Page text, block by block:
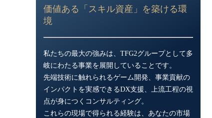
価値ある「スキル資産」を築ける環
境
私たちの最大の強みは、TFG2グループとして多
岐にわたる事業を展開していることです。
先端技術に触れられるゲーム開発、事業貢献の
インパクトを実感できるDX支援、上流工程の視
点が身につくコンサルティング。
これらの現場で得られる経験は、あなたの市場